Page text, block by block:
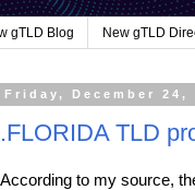
gTLD Blog New gTLD
Friday, December 24,
.FLORIDA TLD
According to my source,